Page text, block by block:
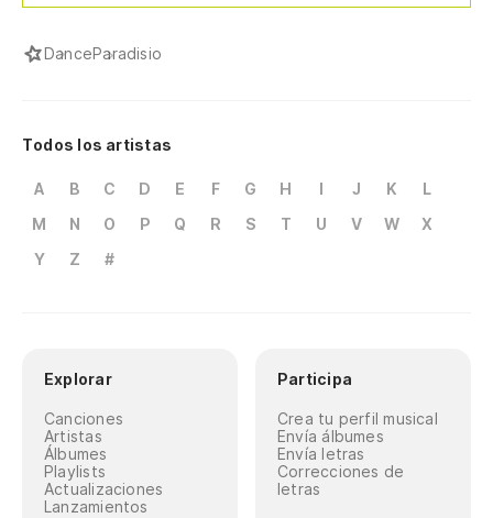
DanceParadisio
Todos los artistas
A B C D E F G H I J K
L
M
N O P Q R S T U V W
X
Y
Z #
Explorar
Canciones
Artistas
Álbumes
Playlists
Actualizaciones
Lanzamientos
Participa
Crea tu perfil musical
Envía álbumes
Envía letras
Correcciones de
letras